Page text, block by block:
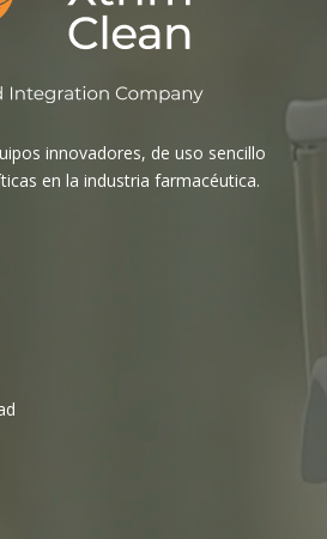
innovadores, de uso sencillo
en la industria farmacéutica.